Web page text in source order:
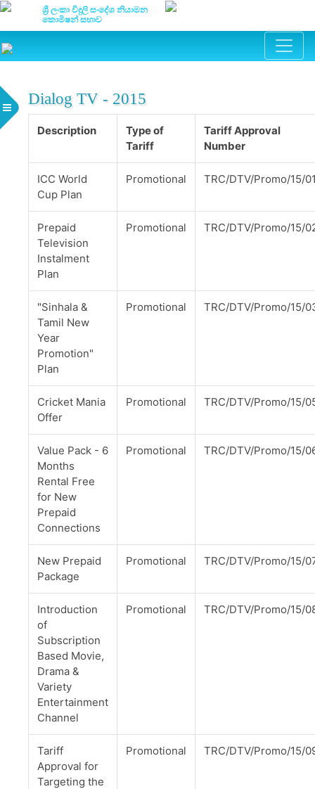
ශ්‍රී ලංකා විදුලි සංදේශ නියාමන
කොමිෂන් සභාව
Dialog TV - 2015
Description
Type of
Tariff
Tariff Approval
Number
ICC World
Cup Plan
Promotional TRC/DTV/Promo/15/
Prepaid
Television
Instalment
Plan
Promotional TRC/DTV/Promo/15/
"Sinhala &
Tamil New
Year
Promotion"
Plan
Promotional TRC/DTV/Promo/15/
Cricket Mania
Offer
Promotional TRC/DTV/Promo/15/
Value Pack - 6
Months
Rental Free
for New
Prepaid
Connections
Promotional TRC/DTV/Promo/15/
New Prepaid
Package
Promotional TRC/DTV/Promo/15/
Introduction
of
Subscription
Based Movie,
Drama &
Variety
Entertainment
Channel
Promotional TRC/DTV/Promo/15/
Tariff
Approval for
Targeting the
Promotional TRC/DTV/Promo/15/